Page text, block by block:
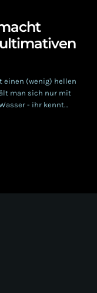
ultimativen
einen (wenig) hellen
man sich nur mit
- ihr kennt
Schließlich gibt es
theoretisch.